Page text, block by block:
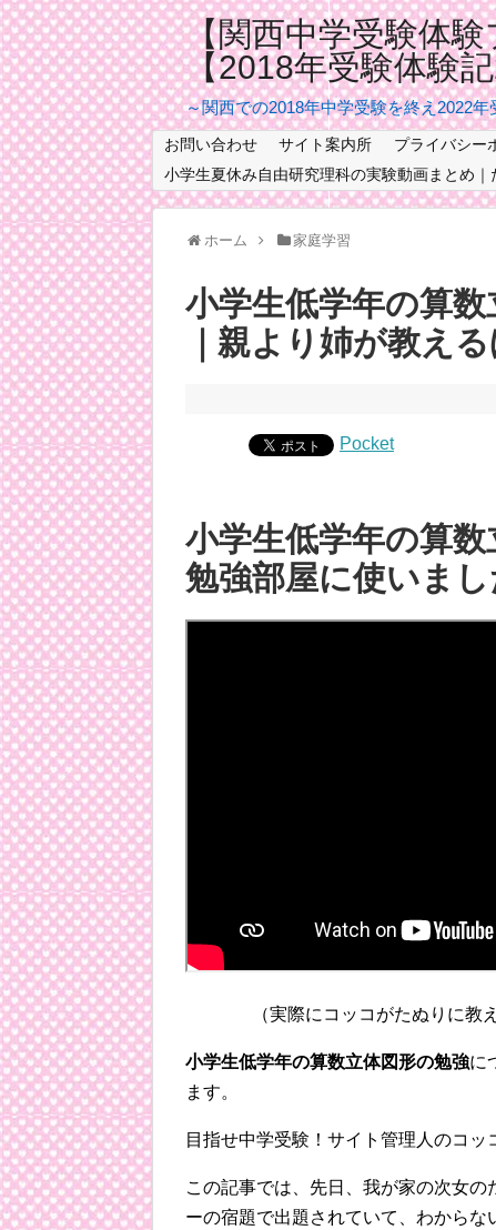
【関西中学受験体
【2018年受験体験
～関西での2018年中学受験を終え2022年
お問い合わせ サイト案内所 プライバシー
小学生夏休み自由研究理科の実験動画まとめ｜
ホーム 家庭学習
小学生低学年の算数
｜親より姉が教え
Pocket
小学生低学年の算
勉強部屋に使いまし
（実際にコッコがたぬりに教
小学生低学年の算数立体図形の勉強に
ます。
目指せ中学受験！サイト管理人のコッ
この記事では、先日、我が家の次女
ーの宿題で出題されていて、わから